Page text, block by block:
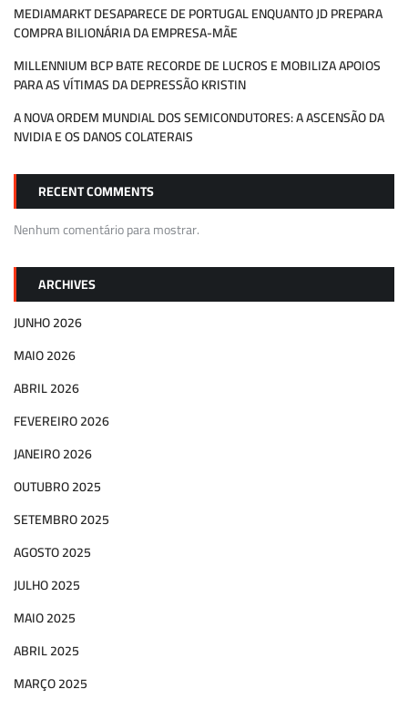
MEDIAMARKT DESAPARECE DE PORTUGAL ENQUANTO JD PREPARA
COMPRA BILIONÁRIA DA EMPRESA-MÃE
MILLENNIUM BCP BATE RECORDE DE LUCROS E MOBILIZA APOIOS
PARA AS VÍTIMAS DA DEPRESSÃO KRISTIN
A NOVA ORDEM MUNDIAL DOS SEMICONDUTORES: A ASCENSÃO DA
NVIDIA E OS DANOS COLATERAIS
RECENT COMMENTS
Nenhum comentário para mostrar.
ARCHIVES
JUNHO 2026
MAIO 2026
ABRIL 2026
FEVEREIRO 2026
JANEIRO 2026
OUTUBRO 2025
SETEMBRO 2025
AGOSTO 2025
JULHO 2025
MAIO 2025
ABRIL 2025
MARÇO 2025